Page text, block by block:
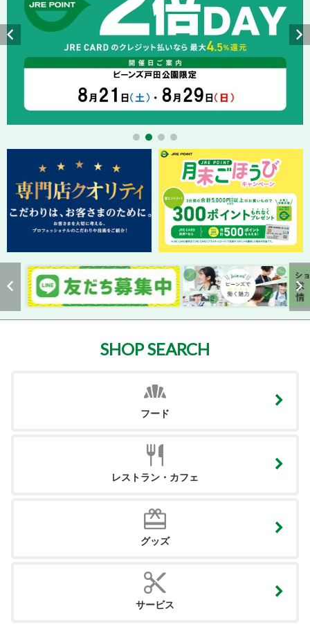
SHOP SEARCH
フード
レストラン・カフェ
グッズ
サービス